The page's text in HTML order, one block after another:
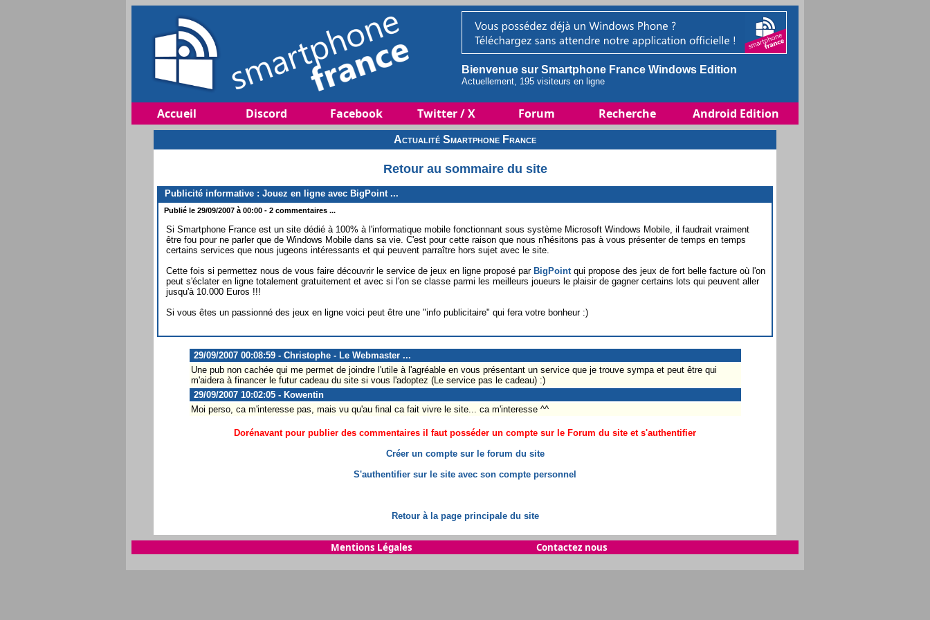
Bienvenue sur Smartphone France Windows Edition
Actuellement, 195 visiteurs en ligne
Accueil Discord Facebook Twitter / X Forum Recherche Android Edition
Actualité Smartphone France
Retour au sommaire du site
Publicité informative : Jouez en ligne avec BigPoint ...
Publié le 29/09/2007 à 00:00 - 2 commentaires ...
Si Smartphone France est un site dédié à 100% à l'informatique mobile fonctionnant sous système Microsoft Windows Mobile, il faudrait vraiment
être fou pour ne parler que de Windows Mobile dans sa vie. C'est pour cette raison que nous n'hésitons pas à vous présenter de temps en temps
certains services que nous jugeons intéressants et qui peuvent parraître hors sujet avec le site.
Cette fois si permettez nous de vous faire découvrir le service de jeux en ligne proposé par BigPoint qui propose des jeux de fort belle facture où l'on
peut s'éclater en ligne totalement gratuitement et avec si l'on se classe parmi les meilleurs joueurs le plaisir de gagner certains lots qui peuvent aller
jusqu'à 10.000 Euros !!!
Si vous êtes un passionné des jeux en ligne voici peut être une "info publicitaire" qui fera votre bonheur :)
29/09/2007 00:08:59 - Christophe - Le Webmaster ...
Une pub non cachée qui me permet de joindre l'utile à l'agréable en vous présentant un service que je trouve sympa et peut être qui
m'aidera à financer le futur cadeau du site si vous l'adoptez (Le service pas le cadeau) :)
29/09/2007 10:02:05 - Kowentin
Moi perso, ca m'interesse pas, mais vu qu'au final ca fait vivre le site... ca m'interesse ^^
Dorénavant pour publier des commentaires il faut posséder un compte sur le Forum du site et s'authentifier
Créer un compte sur le forum du site
S'authentifier sur le site avec son compte personnel
Retour à la page principale du site
Mentions Légales Contactez nous